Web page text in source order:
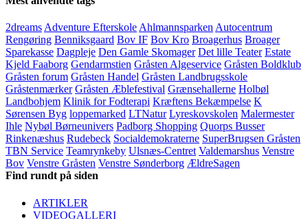
2dreamsAdventure EfterskoleAhlmannsparkenAutocentrum
Rengøring Benniksgaard Bov IF Bov Kro Broagerhus Broager
Sparekasse Dagpleje Den Gamle Skomager Det lille Teater Estate
Kjeld Faaborg Gendarmstien Gråsten Algeservice Gråsten Boldklub
Gråsten forum Gråsten Handel Gråsten Landbrugsskole
Gråstenmærker Gråsten Æblefestival Grænsehallerne Holbøl
Landbohjem Klinik for Fodterapi Kræftens Bekæmpelse K
Sørensen Byg loppemarked LTNatur Lyreskovskolen Malermester
Ihle Nybøl Børneunivers Padborg Shopping Quorps Busser
Rinkenæshus Rudebeck Socialdemokraterne SuperBrugsen Gråsten
TBN Service Teamrynkeby Ulsnæs-Centret Valdemarshus Venstre
Bov Venstre Gråsten Venstre Sønderborg ÆldreSagen
Find rundt på siden
ARTIKLER
VIDEOGALLERI